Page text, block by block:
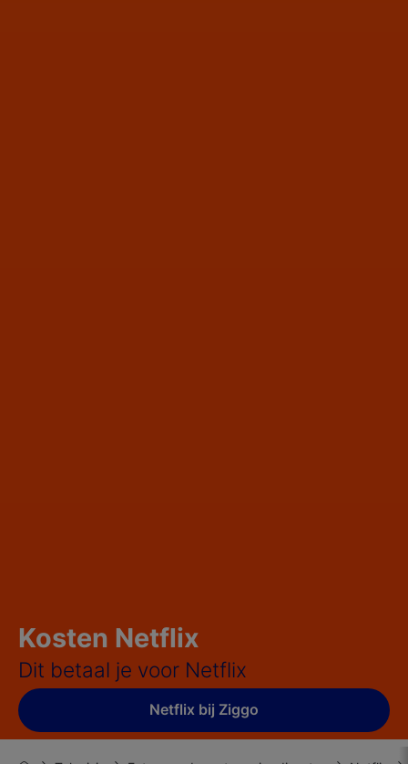
Kosten Netflix
Dit betaal je voor Netflix
Netflix bij Ziggo